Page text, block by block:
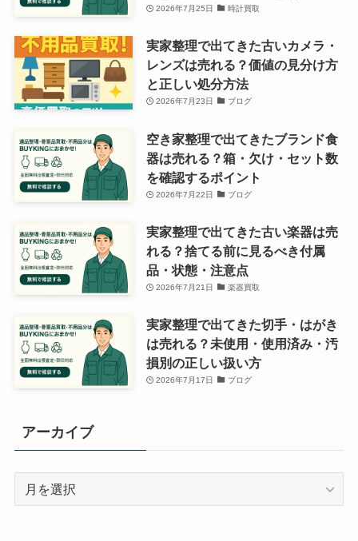
2026年7月25日 時計買取
実家整理で出てきた古いカメラ・
レンズは売れる？価値の見分け方
と正しい処分方法
2026年7月23日 ブログ
空き家整理で出てきたブランド食
器は売れる？箱・欠け・セット数
を確認するポイント
2026年7月22日 ブログ
実家整理で出てきた古い楽器は売
れる？捨てる前に見るべき付属
品・状態・注意点
2026年7月21日 楽器買取
実家整理で出てきた切手・はがき
は売れる？未使用・使用済み・汚
損別の正しい扱い方
2026年7月17日 ブログ
アーカイブ